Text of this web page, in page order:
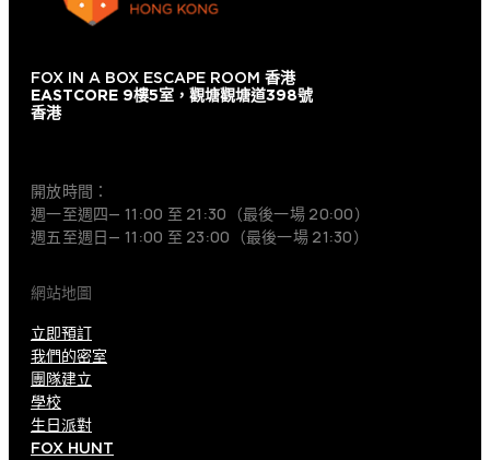
FOX IN A BOX ESCAPE ROOM 香港
EASTCORE 9樓5室，觀塘觀塘道398號
香港
開放時間：
週一至週四— 11:00 至 21:30（最後一場 20:00）
週五至週日— 11:00 至 23:00（最後一場 21:30）
網站地圖
立即預訂
我們的密室
團隊建立
學校
生日派對
FOX HUNT